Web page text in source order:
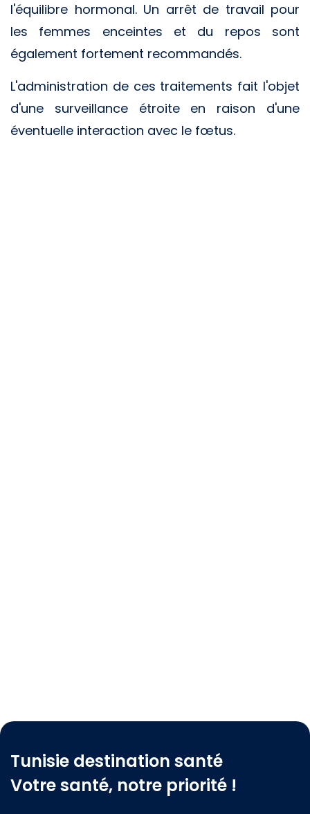
l'équilibre hormonal. Un arrêt de travail pour
les femmes enceintes et du repos sont
également fortement recommandés.
L'administration de ces traitements fait l'objet
d'une surveillance étroite en raison d'une
éventuelle interaction avec le fœtus.
Tunisie destination santé
Votre santé, notre priorité !